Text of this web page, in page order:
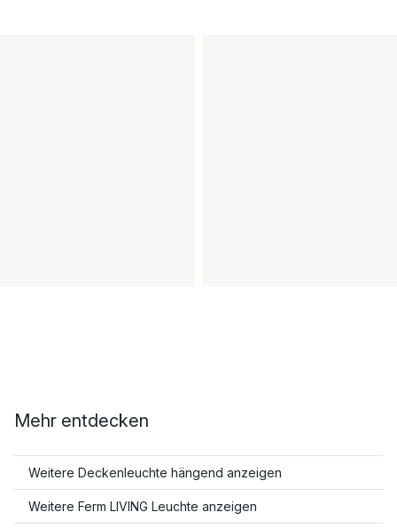
Mehr entdecken
Weitere Deckenleuchte hängend anzeigen
Weitere Ferm LIVING Leuchte anzeigen